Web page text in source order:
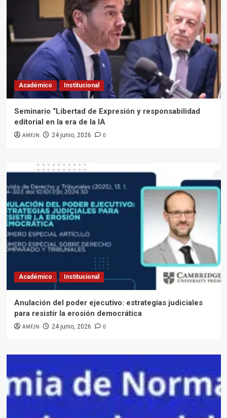
Académico Institucional
Seminario “Libertad de Expresión y responsabilidad
editorial en la era de la IA
AMFJN 24 junio, 2026 0
Académico Institucional
Anulación del poder ejecutivo: estrategias judiciales
para resistir la erosión democrática
AMFJN 24 junio, 2026 0